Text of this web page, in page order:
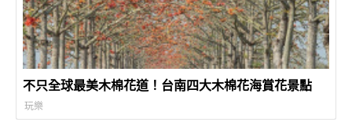
不只全球最美木棉花道！台南四大木棉花海賞花景點
玩樂